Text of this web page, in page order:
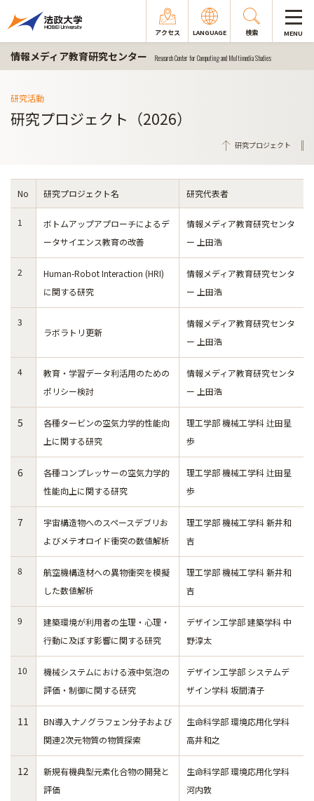
アクセス LANGUAGE 検索 MENU
情報メディア教育研究センター Research Center for Computing and Multimedia Studies
研究活動
研究プロジェクト（2026）
研究プロジェクト
No 研究プロジェクト名 研究代表者
1
ボトムアップアプローチによるデ
ータサイエンス教育の改善
情報メディア教育研究センタ
ー 上田浩
2
Human-Robot Interaction (HRI)
に関する研究
情報メディア教育研究センタ
ー 上田浩
3
ラボラトリ更新
情報メディア教育研究センタ
ー 上田浩
4
教育・学習データ利活用のための
ポリシー検討
情報メディア教育研究センタ
ー 上田浩
5
各種タービンの空気力学的性能向
上に関する研究
理工学部 機械工学科 辻田星
歩
6
各種コンプレッサーの空気力学的
性能向上に関する研究
理工学部 機械工学科 辻田星
歩
7
宇宙構造物へのスペースデブリお
よびメテオロイド衝突の数値解析
理工学部 機械工学科 新井和
吉
8
航空機構造材への異物衝突を模擬
した数値解析
理工学部 機械工学科 新井和
吉
9
建築環境が利用者の生理・心理・
行動に及ぼす影響に関する研究
デザイン工学部 建築学科 中
野淳太
10
機械システムにおける液中気泡の
評価・制御に関する研究
デザイン工学部 システムデ
ザイン学科 坂間清子
11
BN導入ナノグラフェン分子および
関連2次元物質の物質探索
生命科学部 環境応用化学科
高井和之
12
新規有機典型元素化合物の開発と
評価
生命科学部 環境応用化学科
河内敦